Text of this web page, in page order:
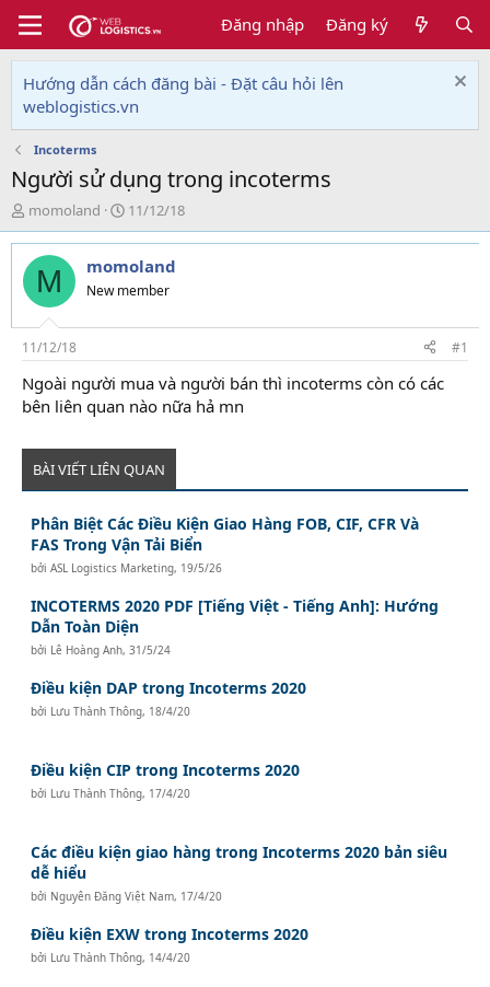
Đăng nhập Đăng ký
Hướng dẫn cách đăng bài - Đặt câu hỏi lên
weblogistics.vn
Incoterms
Người sử dụng trong incoterms
T
h
r
e
d
s
t
a
r
t
r
momoland
N
g
à
y
g
i
11/12/18
M momoland
New member
11/12/18 #1
Ngoài người mua và người bán thì incoterms còn có các
bên liên quan nào nữa hả mn
BÀI VIẾT LIÊN QUAN
Phân Biệt Các Điều Kiện Giao Hàng FOB, CIF, CFR Và
FAS Trong Vận Tải Biển
bởiASL Logistics Marketing, 19/5/26
INCOTERMS 2020 PDF [Tiếng Việt - Tiếng Anh]: Hướng
Dẫn Toàn Diện
bởi Lê Hoàng Anh,31/5/24
Điều kiện DAP trong Incoterms 2020
bởi Lưu Thành Thông, 18/4/20
Điều kiện CIP trong Incoterms 2020
bởi Lưu Thành Thông, 17/4/20
Các điều kiện giao hàng trong Incoterms 2020 bản siêu
dễ hiểu
bởi Nguyên Đăng Việt Nam, 17/4/20
Điều kiện EXW trong Incoterms 2020
bởi Lưu Thành Thông, 14/4/20